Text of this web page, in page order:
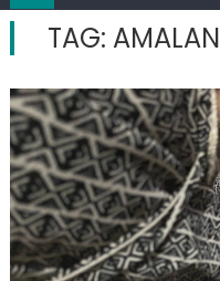
TAG: AMALAN